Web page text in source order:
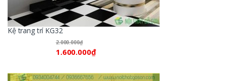
Kệ trang trí KG32
2.000.000₫
1.600.000₫